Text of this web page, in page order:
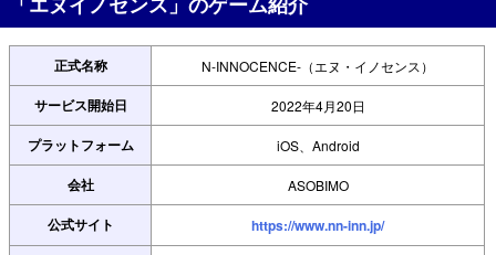
正式名称 N-INNOCENCE-（エヌ・イノセンス）
サービス開始日 2022年4月20日
プラットフォーム iOS、Android
会社 ASOBIMO
公式サイト
https://www.nn-inn.jp/